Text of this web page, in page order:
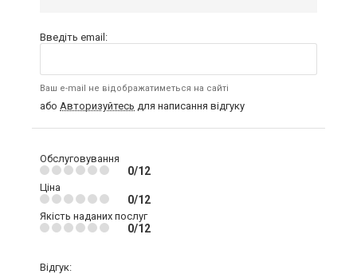
Введіть email:
Ваш e-mail не відображатиметься на сайті
або Авторизуйтесь для написання відгуку
Обслуговування
0/12
Ціна
0/12
Якість наданих послуг
0/12
Відгук: